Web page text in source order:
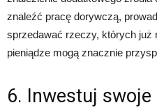
znaleźć pracę dorywczą,
sprzedawać rzeczy, których już
pieniądze mogą znacznie
6. Inwestuj